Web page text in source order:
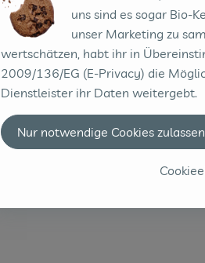
uns sind es sogar Bio-
unser Marketing zu
wertschätzen, habt ihr in
2009/136/EG (E-Privacy) die
Dienstleister ihr Daten weitergebt.
Nur notwendige Cookies zulassen